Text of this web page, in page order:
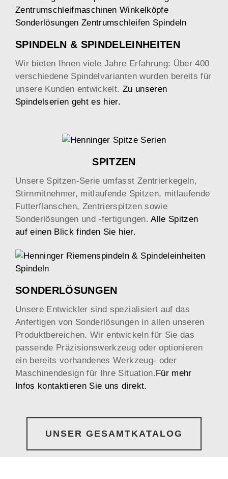
SPINDELN & SPINDELEINHEITEN
Wir bieten Ihnen viele Jahre Erfahrung: Über 400
verschiedene Spindelvarianten wurden bereits für
unsere Kunden entwickelt. Zu unseren
Spindelserien geht es hier.
SPITZEN
Unsere Spitzen-Serie umfasst Zentrierkegeln,
Stirnmitnehmer, mitlaufende Spitzen, mitlaufende
Futterflanschen, Zentrierspitzen sowie
Sonderlösungen und -fertigungen.Alle Spitzen
auf einen Blick finden Sie hier.
SONDERLÖSUNGEN
Unsere Entwickler sind spezialisiert auf das
Anfertigen von Sonderlösungen in allen unseren
Produktbereichen. Wir entwickeln für Sie das
passende Präzisionswerkzeug oder optionieren
ein bereits vorhandenes Werkzeug- oder
Maschinendesign für Ihre Situation.Für mehr
Infos kontaktieren Sie uns direkt.
UNSER GESAMTKATALOG